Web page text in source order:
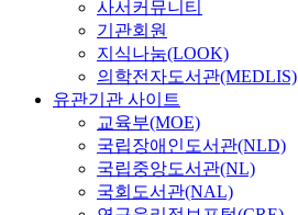
사서커뮤니티
기관회원
지식나눔(LOOK)
의학전자도서관(MEDLIS)
유관기관 사이트
교육부(MOE)
국립장애인도서관(NLD)
국립중앙도서관(NL)
국회도서관(NAL)